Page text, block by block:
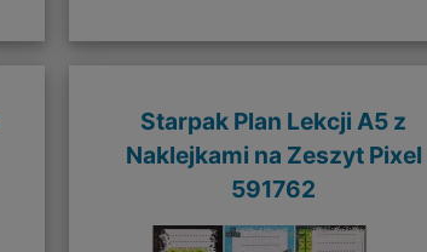
Starpak Plan Lekcji A5 z
Naklejkami na Zeszyt Pixel
591762